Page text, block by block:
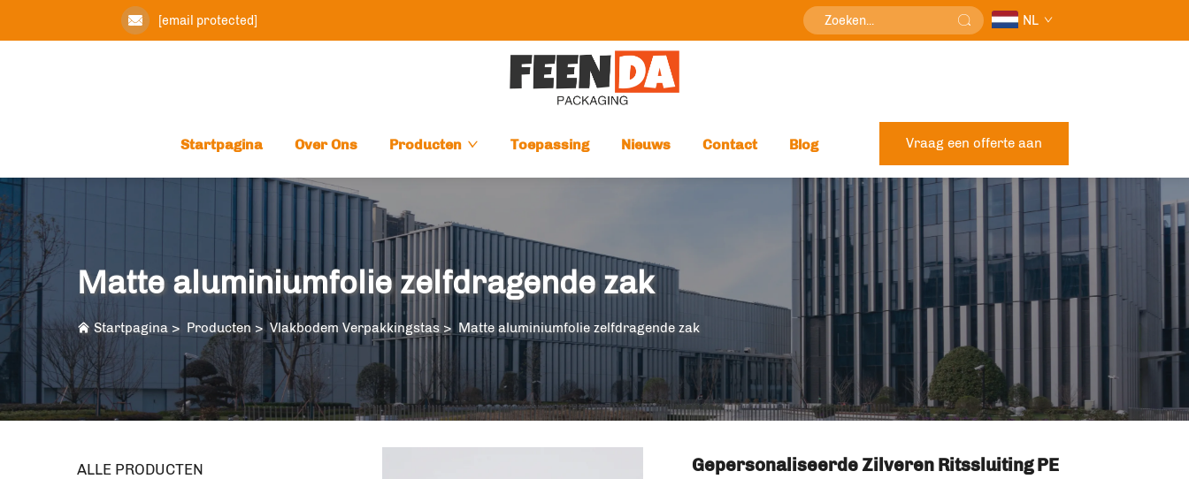
[email protected] NL
Startpagina Over Ons Producten Toepassing Nieuws Contact Blog Vraag een offerte aan
Matte aluminiumfolie zelfdragende zak
Startpagina > Producten>Vlakbodem Verpakkingstas > Matte aluminiumfolie zelfdragende zak
ALLE PRODUCTEN
Gepersonaliseerde Zilveren Ritssluiting PE